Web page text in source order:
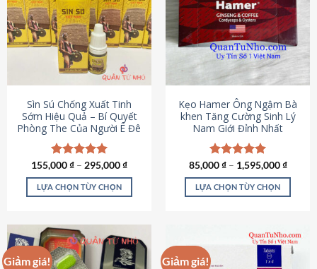
thể.
Các
tùy
chọn
có
thể
được
chọn
trên
trang
sản
phẩm
Sìn Sú Chống Xuất Tinh
Sớm Hiệu Quả – Bí Quyết
Phòng The Của Người Ê Đê
Được xếp
hạng4.95
5 sao
155,000₫ – 295,000₫
LỰA CHỌN TÙY CHỌN
này
có
nhiều
Kẹo Hamer Ông Ngậm Bà
khen Tăng Cường Sinh Lý
Nam Giới Đỉnh Nhất
Được xếp
hạng5.00
5 sao
85,000₫– 1,595,000₫
LỰA CHỌN TÙY CHỌN
này
nhiều
Giảm giá! Giảm giá!